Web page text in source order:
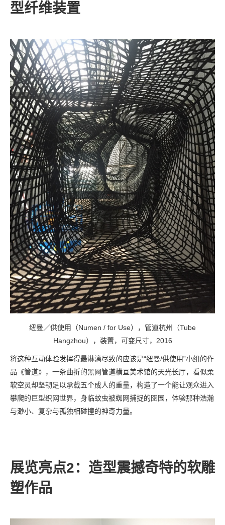
型纤维装置
纽曼／供使用（Numen / for Use），管道杭州（Tube
Hangzhou），装置，可变尺寸，2016
将这种互动体验发挥得最淋漓尽致的应该是“纽曼/供使用”小组的作
品《管道》，一条曲折的黑网管道横亘美术馆的天光长厅，看似柔
软空灵却坚韧足以承载五个成人的重量，构造了一个能让观众进入
攀爬的巨型织网世界，身临蚊虫被蜘网捕捉的囹圄，体验那种浩瀚
与渺小、复杂与孤独相碰撞的神奇力量。
展览亮点2：造型震撼奇特的软雕
塑作品